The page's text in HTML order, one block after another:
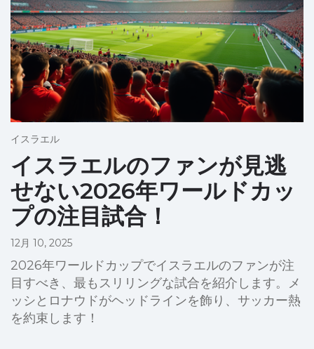
イスラエル
イスラエルのファンが見逃
せない2026年ワールドカッ
プの注目試合！
12月 10, 2025
2026年ワールドカップでイスラエルのファンが注
目すべき、最もスリリングな試合を紹介します。メ
ッシとロナウドがヘッドラインを飾り、サッカー熱
を約束します！